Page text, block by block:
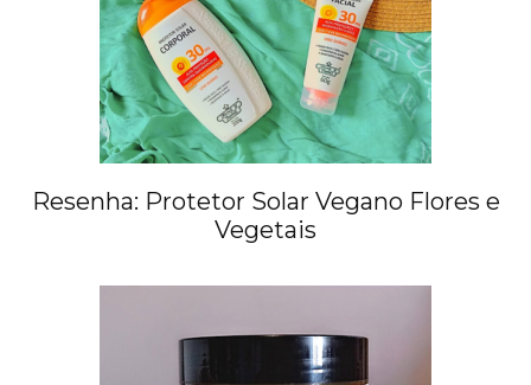
Resenha: Protetor Solar Vegano Flores e
Vegetais